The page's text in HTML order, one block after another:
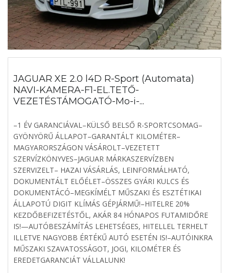
JAGUAR XE 2.0 l4D R-Sport (Automata)
NAVI-KAMERA-F1-EL.TETŐ-
VEZETÉSTÁMOGATÓ-Mo-i-...
–1 ÉV GARANCIÁVAL–KÜLSŐ BELSŐ R-SPORTCSOMAG–
GYÖNYÖRŰ ÁLLAPOT–GARANTÁLT KILOMÉTER–
MAGYARORSZÁGON VÁSÁROLT–VEZETETT
SZERVÍZKÖNYVES–JAGUAR MÁRKASZERVÍZBEN
SZERVIZELT– HAZAI VÁSÁRLÁS, LEINFORMÁLHATÓ,
DOKUMENTÁLT ELŐÉLET–ÖSSZES GYÁRI KULCS ÉS
DOKUMENTÁCÓ–MEGKÍMÉLT MŰSZAKI ÉS ESZTÉTIKAI
ÁLLAPOTÚ DIGIT KLÍMÁS GÉPJÁRMŰ!–HITELRE 20%
KEZDŐBEFIZETÉSTŐL, AKÁR 84 HÓNAPOS FUTAMIDŐRE
IS!—AUTÓBESZÁMÍTÁS LEHETSÉGES, HITELLEL TERHELT
ILLETVE NAGYOBB ÉRTÉKŰ AUTÓ ESETÉN IS!–AUTÓINKRA
MŰSZAKI SZAVATOSSÁGOT, JOGI, KILOMÉTER ÉS
EREDETGARANCIÁT VÁLLALUNK!